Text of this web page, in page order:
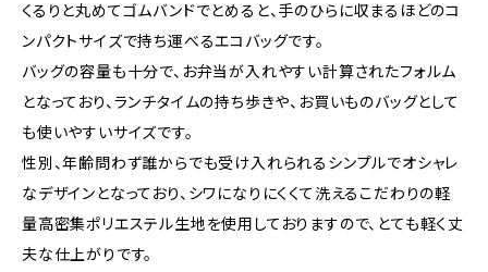
くるりと丸めてゴムバンドでとめると、手のひらに収まるほどのコ
ンパクトサイズで持ち運べるエコバッグです。
バッグの容量も十分で、お弁当が入れやすい計算されたフォルム
となっており、ランチタイムの持ち歩きや、お買いものバッグとして
も使いやすいサイズです。
性別、年齢問わず誰からでも受け入れられるシンプルでオシャレ
なデザインとなっており、シワになりにくくて洗えるこだわりの軽
量高密集ポリエステル生地を使用しておりますので、とても軽く丈
夫な仕上がりです。